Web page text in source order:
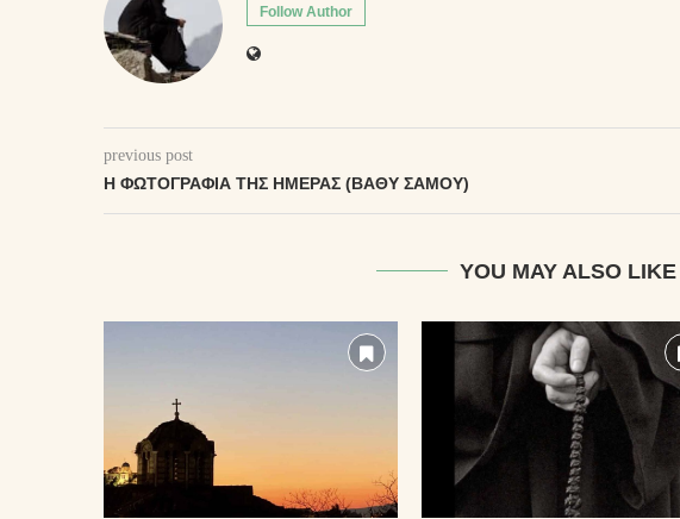
Follow Author
previous post
Η ΦΩΤΟΓΡΑΦΊΑ ΤΗΣ ΗΜΈΡΑΣ (ΒΑΘΎ ΣΆΜΟΥ)
YOU MAY ALSO LIKE